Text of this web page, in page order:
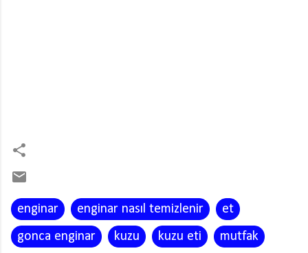
enginar enginar nasıl temizlenir
et
gonca enginar
kuzu kuzu eti mutfak